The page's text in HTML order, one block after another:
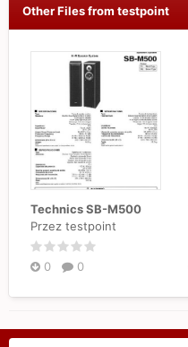
Other Files from testpoint
Technics SB-M500
Przez testpoint
0 0